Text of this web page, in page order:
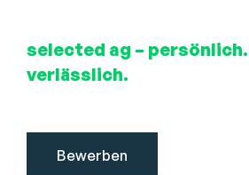
selected ag –
verlässlich.